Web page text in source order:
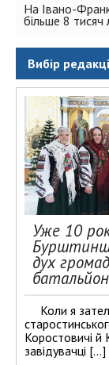
На Івано-
більше 8
Вибір
Уже 10
дух
Коли я
Коростовичі й
завідувачці […]